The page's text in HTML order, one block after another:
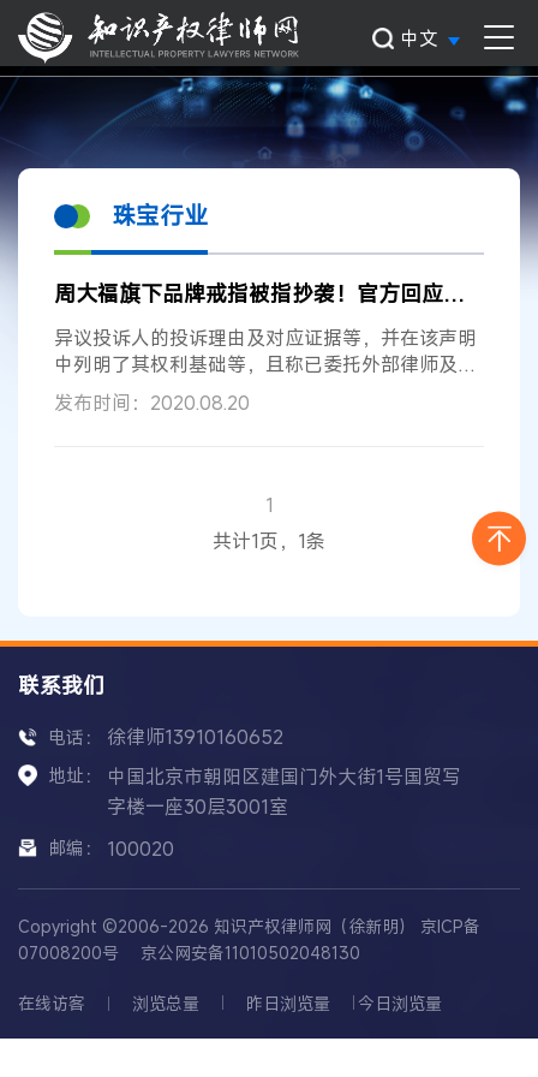
中文
珠宝行业
周大福旗下品牌戒指被指抄袭！官方回应……
异议投诉人的投诉理由及对应证据等，并在该声明
中列明了其权利基础等，且称已委托外部律师及代
理机构进行证据收集整理并将采取后续法律措施维
护自身合法权利。 该事件因涉及知名品牌及近年来
首饰生产国和消费国行
产业快速发展，但其发展深受形象产品高
度同质、创意设计盲目跟风、知识产权保护意识薄
发布时间：2020.08.20
1
共计1页，1条
联系我们
电话： 徐律师13910160652
地址：
中国北京市朝阳区建国门外大街1号国贸写
字楼一座30层3001室
邮编： 100020
Copyright ©2006-2026 知识产权律师网（徐新明） 京ICP备
07008200号
京公网安备11010502048130
在线访客 浏览总量 昨日浏览量 今日浏览量